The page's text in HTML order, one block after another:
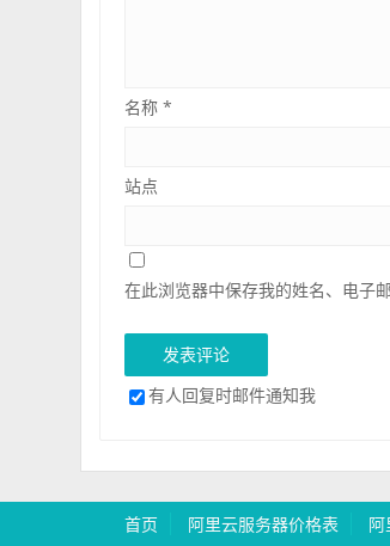
名称*
站点
在此浏览器中保存我的姓名、电子
有人回复时邮件通知我
首页 阿里云服务器价格表